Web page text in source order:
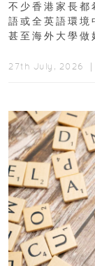
不少香港家長都
語或全英語環境
甚至海外大學做
27th July, 2026 ｜